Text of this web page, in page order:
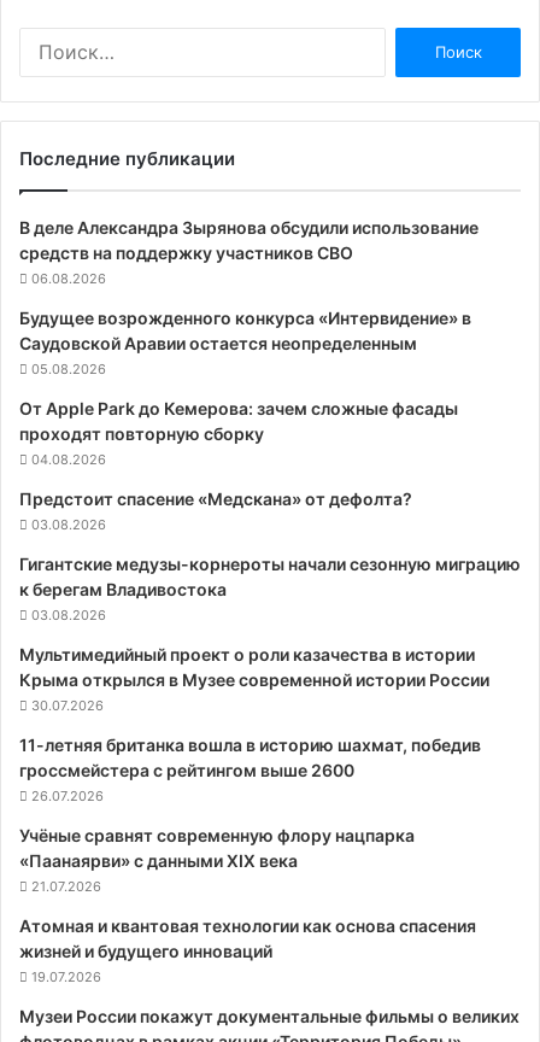
Последние публикации
В деле Александра Зырянова обсудили использование
средств на поддержку участников СВО
06.08.2026
Будущее возрожденного конкурса «Интервидение» в
Саудовской Аравии остается неопределенным
05.08.2026
От Apple Park до Кемерова: зачем сложные фасады
проходят повторную сборку
04.08.2026
Предстоит спасение «Медскана» от дефолта?
03.08.2026
Гигантские медузы-корнероты начали сезонную миграцию
к берегам Владивостока
03.08.2026
Мультимедийный проект о роли казачества в истории
Крыма открылся в Музее современной истории России
30.07.2026
11-летняя британка вошла в историю шахмат, победив
гроссмейстера с рейтингом выше 2600
26.07.2026
Учёные сравнят современную флору нацпарка
«Паанаярви» с данными XIX века
21.07.2026
Атомная и квантовая технологии как основа спасения
жизней и будущего инноваций
19.07.2026
Музеи России покажут документальные фильмы о великих